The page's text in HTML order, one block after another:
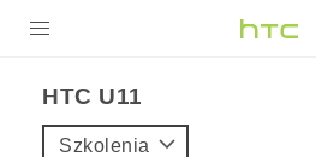
VIVE
HTC U11‎
Szkolenia